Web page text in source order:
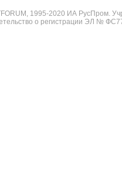
1995-2020 ИА РусПром.
о регистрации ЭЛ №